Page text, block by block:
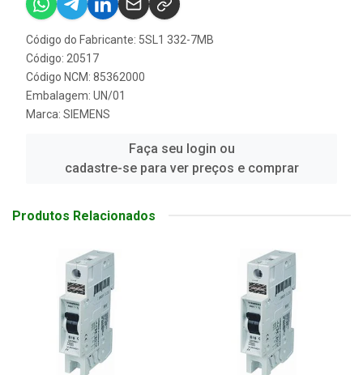
Código do Fabricante: 5SL1 332-7MB
Código: 20517
Código NCM: 85362000
Embalagem: UN/01
Marca: SIEMENS
Faça seu login ou
cadastre-se para ver preços e comprar
Produtos Relacionados